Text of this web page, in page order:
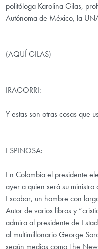
politóloga Karolina Gilas,
Autónoma de México, la
(AQUÍ GILAS)
IRAGORRI:
Y estas son otras cosas que
ESPINOSA:
En Colombia el presidente
ayer a quien será su
Escobar, un hombre con
Autor de varios libros y
admira al presidente de
al multimillonario George
según medios como The